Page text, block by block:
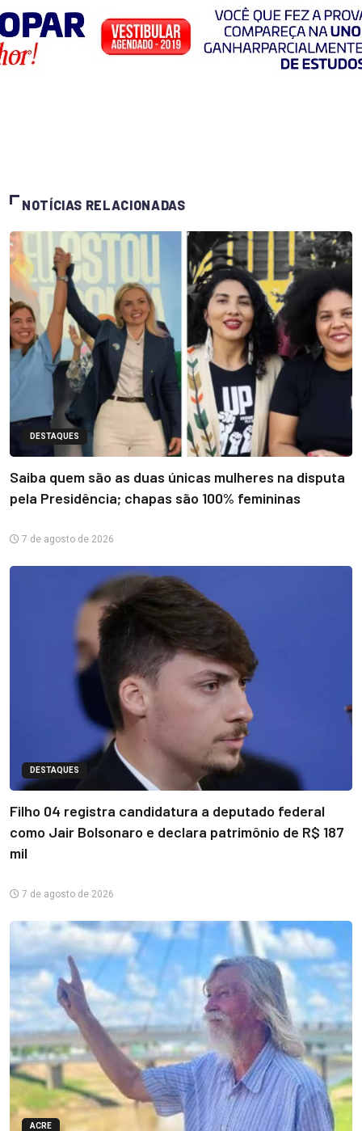
NOTÍCIAS RELACIONADAS
DESTAQUES
Saiba quem são as duas únicas mulheres na disputa
pela Presidência; chapas são 100% femininas
7 de agosto de 2026
DESTAQUES
Filho 04 registra candidatura a deputado federal
como Jair Bolsonaro e declara patrimônio de R$ 187
mil
7 de agosto de 2026
ACRE